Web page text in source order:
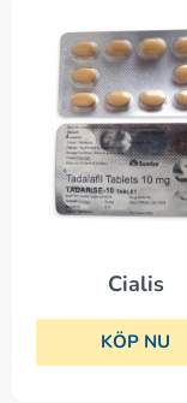
Cialis
KÖP NU